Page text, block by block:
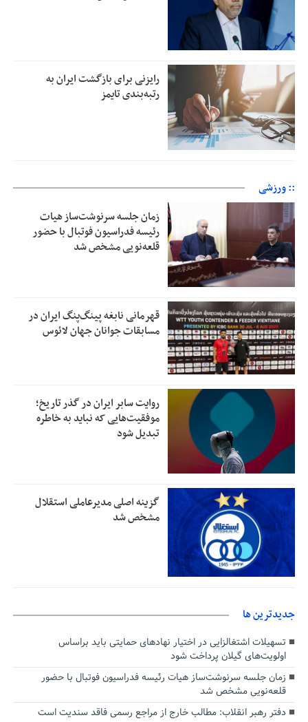
رایزنی برای بازگشت ایران به
رتبه‌بندی تایمز
:: ورزشی
زمان جلسه سرنوشت‌ساز هیات
رئیسه فدراسیون فوتبال با حضور
قلعه‌نویی مشخص شد
قهرمانی نابغه پینگ‌پنگ ایران در
مسابقات جوانان جهان لائوس
روایت سابر ایران در گذر تاریخ؛
موفقیت‌هایی که نباید به خاطره
تبدیل شود
گزینه اصلی مدیرعاملی استقلال
مشخص شد
جديدترين ها
تسهیلات اشتغالزایی در اختیار نهادهای حمایتی باید براساس
اولویت‌های گیلان پرداخت شود
زمان جلسه سرنوشت‌ساز هیات رئیسه فدراسیون فوتبال با حضور
قلعه‌نویی مشخص شد
دفتر رهبر انقلاب: مطالب خارج از مراجع رسمی فاقد سندیت است